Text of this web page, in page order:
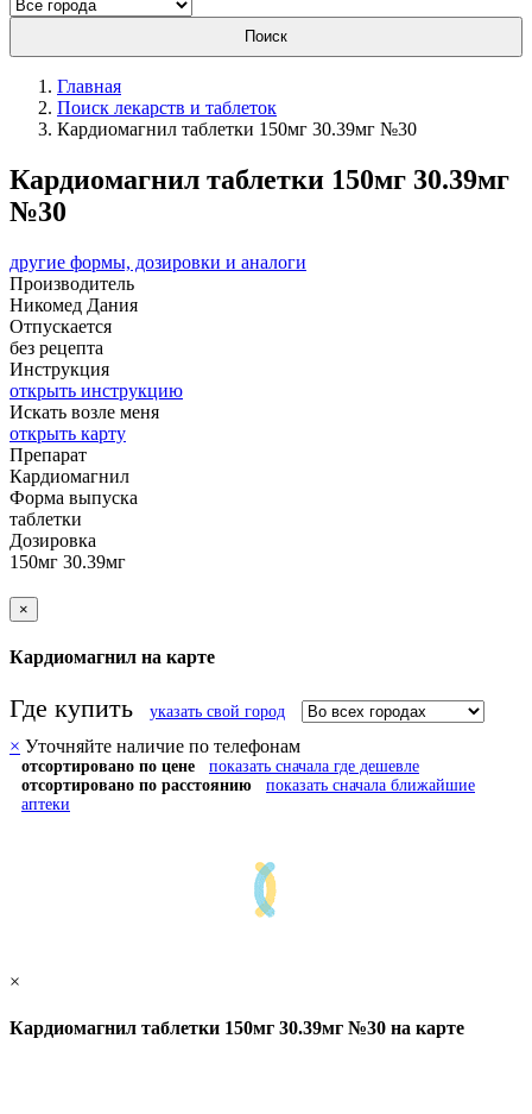
Поиск
Главная
Поиск лекарств и таблеток
Кардиомагнил таблетки 150мг 30.39мг №30
Кардиомагнил таблетки 150мг 30.39мг
№30
другие формы, дозировки и аналоги
Производитель
Никомед Дания
Отпускается
без рецепта
Инструкция
открыть инструкцию
Искать возле меня
открыть карту
Препарат
Кардиомагнил
Форма выпуска
таблетки
Дозировка
150мг 30.39мг
×
Кардиомагнил на карте
Где купить указать свой город
× Уточняйте наличие по телефонам
отсортировано по цене
показать сначала где дешевле
отсортировано по расстоянию
показать сначала ближайшие
аптеки
×
Кардиомагнил таблетки 150мг 30.39мг №30 на карте